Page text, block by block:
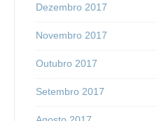
Dezembro 2017
Novembro 2017
Outubro 2017
Setembro 2017